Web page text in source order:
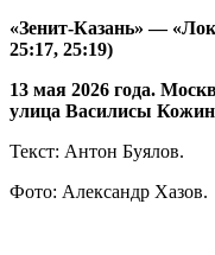
«Зенит-Казань» —
25:17, 25:19)
13 мая 2026 года.
улица Василисы
Текст: Антон Буялов.
Фото: Александр Хазов.